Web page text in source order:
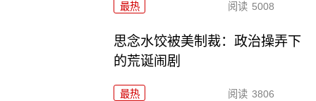
最热 阅读 5008
思念水饺被美制裁：政治操弄下
的荒诞闹剧
最热 阅读 3806